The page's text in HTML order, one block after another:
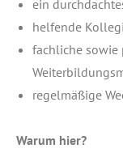
ein
hel­fen­de
fach­li­che sowie
regel­mä­ßi­ge
War­um hier?